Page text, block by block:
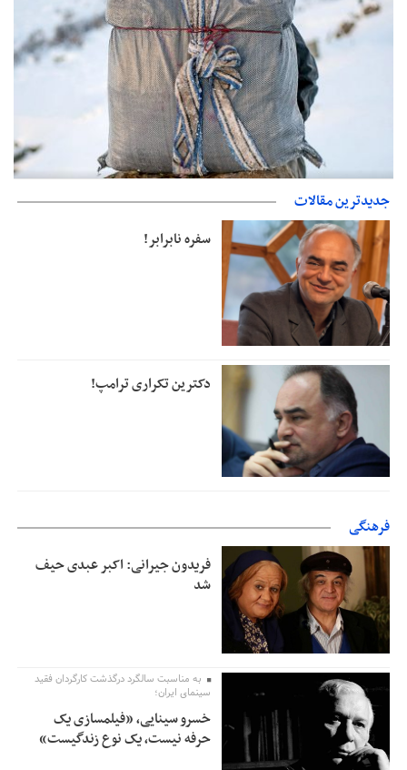
حمایت از مرزنشینان نباید به زیان تولید باشد/مواد اولیه با کولبری
وارد شود
دفتر رهبر انقلاب: مطالب خارج از مراجع رسمی فاقد سندیت است
جدیدترین مقالات
سفره نابرابر!
دکترین تکراری ترامپ!
فرهنگی
فریدون جیرانی: اکبر عبدی حیف
شد
به مناسبت سالگرد درگذشت کارگردان فقید
سینمای ایران؛
خسرو سینایی، «فیلمسازی یک
حرفه نیست، یک نوع زندگیست»